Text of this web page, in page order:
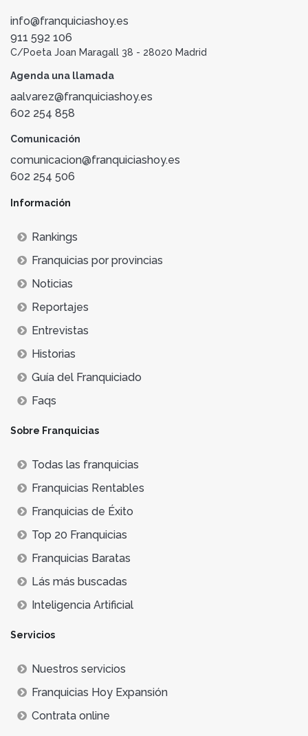
info@franquiciashoy.es
911 592 106
C/Poeta Joan Maragall 38 - 28020 Madrid
Agenda una llamada
aalvarez@franquiciashoy.es
602 254 858
Comunicación
comunicacion@franquiciashoy.es
602 254 506
Información
Rankings
Franquicias por provincias
Noticias
Reportajes
Entrevistas
Historias
Guía del Franquiciado
Faqs
Sobre Franquicias
Todas las franquicias
Franquicias Rentables
Franquicias de Éxito
Top 20 Franquicias
Franquicias Baratas
Lás más buscadas
Inteligencia Artificial
Servicios
Nuestros servicios
Franquicias Hoy Expansión
Contrata online